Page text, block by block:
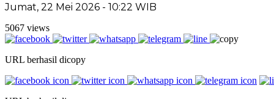
Jumat, 22 Mei 2026 - 10:22 WIB
5067 views
URL berhasil dicopy